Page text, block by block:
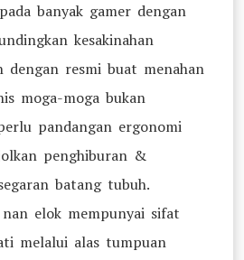
banyak gamer dengan
kesakinahan
dengan resmi buat menahan
moga-moga bukan
pandangan ergonomi
penghiburan &
batang tubuh.
elok mempunyai sifat
melalui alas tumpuan